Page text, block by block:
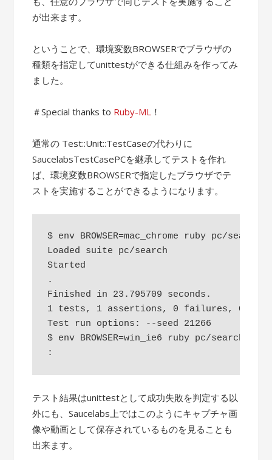
が出来ます。
ということで、環境変数BROWSERでブラウザの
種類を指定してunittestができる仕組みを作ってみ
ました。
＃Special thanks to Ruby-ML ！
通常の Test::Unit::TestCaseの代わりに
SaucelabsTestCasePCを継承してテストを作れ
ば、環境変数BROWSERで指定したブラウザでテ
ストを実施することができるようになります。
$ env BROWSER=mac_chrome ruby pc/
Loaded suite pc/search
Started
.
Finished in 23.795709 seconds.
1 tests, 1 assertions, 0 failures, 0
Test run options: --seed 21266
$ env BROWSER=win_ie6 ruby pc/search.rb
テスト結果はunittestとして成功失敗を判定する以
外にも、Saucelabs上ではこのようにキャプチャ画
像や動画として保存されているものを見ることも
出来ます。